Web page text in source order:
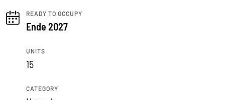
READY TO OCCUPY
Ende 2027
UNITS
15
CATEGORY